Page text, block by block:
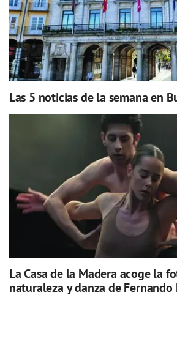
Las 5 noticias de la semana en
La Casa de la Madera acoge la
naturaleza y danza de Fernando